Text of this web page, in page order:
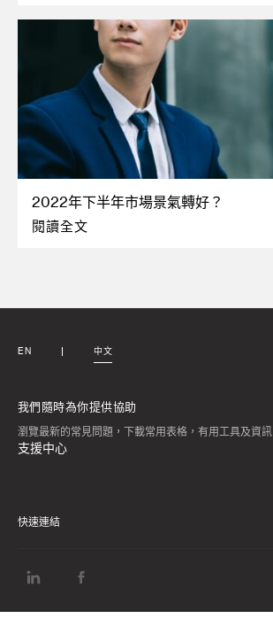
2022年下半年市場景氣轉好？
閱讀全文
EN 中文
我們隨時為你提供協助
瀏覽最新的常見問題，下載常用表格，有用工具及資訊
支援中心
快速連結